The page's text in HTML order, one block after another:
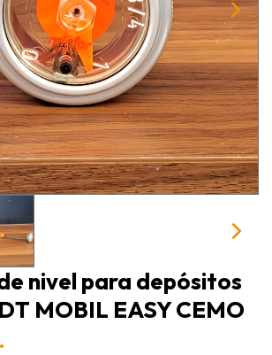
nivel para depósitos
MOBIL EASY CEMO